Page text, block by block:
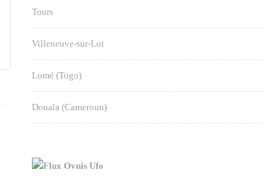
Tours
Villeneuve-sur-Lot
Lomé (Togo)
Douala (Cameroun)
Ovnis Ufo